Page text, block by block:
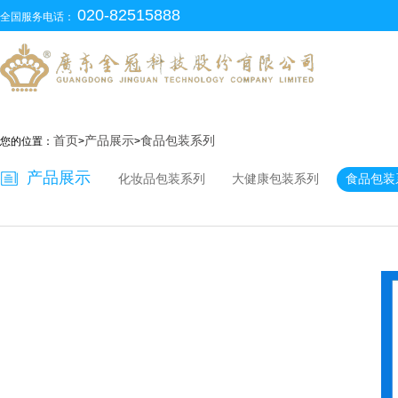
全国服务电话： 020-82515888
您的位置： 首页>产品展示>食品包装系列
产品展示 化妆品包装系列 大健康包装系列 食品包装